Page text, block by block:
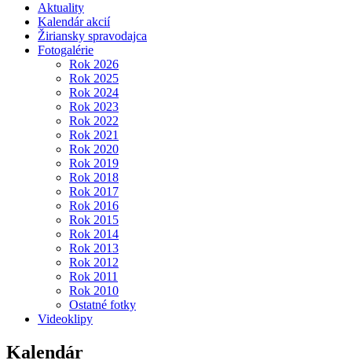
Aktuality
Kalendár akcií
Žiriansky spravodajca
Fotogalérie
Rok 2026
Rok 2025
Rok 2024
Rok 2023
Rok 2022
Rok 2021
Rok 2020
Rok 2019
Rok 2018
Rok 2017
Rok 2016
Rok 2015
Rok 2014
Rok 2013
Rok 2012
Rok 2011
Rok 2010
Ostatné fotky
Videoklipy
Kalendár